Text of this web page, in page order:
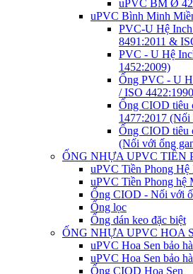
uPVC BM Ø
uPVC Bình Minh
PVC-U Hệ
8491:2011 &
PVC - U Hệ
1452:2009)
Ống PVC - U
/ ISO
Ống CIOD tiêu
1477:2017
Ống CIOD tiêu
(Nối với ống
ỐNG NHỰA UPVC TIỀN
uPVC Tiền Phong Hệ
uPVC Tiền Phong hệ
Ống CIOD - Nối với
Ống lọc
Ống dán keo đặc biệt
ỐNG NHỰA UPVC HOA
uPVC Hoa Sen bảo
uPVC Hoa Sen bảo
Ống CIOD Hoa Sen